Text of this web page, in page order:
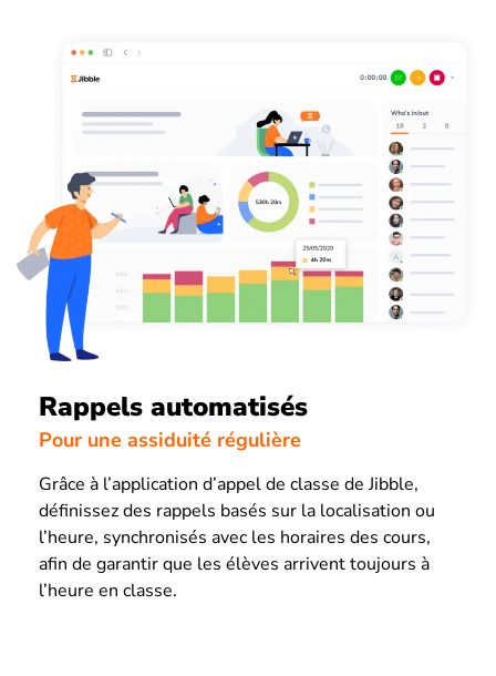
Rappels automatisés
Pour une assiduité régulière
Grâce à l’application d’appel de classe de Jibble,
définissez des rappels basés sur la localisation ou
l’heure, synchronisés avec les horaires des cours,
afin de garantir que les élèves arrivent toujours à
l’heure en classe.